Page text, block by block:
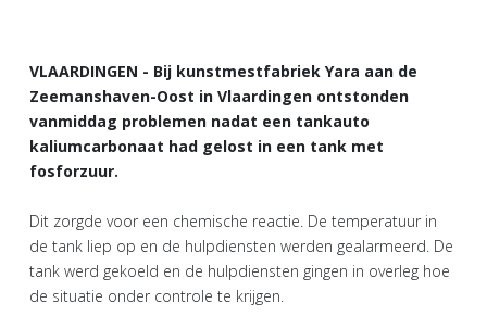
VLAARDINGEN - Bij kunstmestfabriek Yara aan de
Zeemanshaven-Oost in Vlaardingen ontstonden
vanmiddag problemen nadat een tankauto
kaliumcarbonaat had gelost in een tank met
fosforzuur.
Dit zorgde voor een chemische reactie. De temperatuur in
de tank liep op en de hulpdiensten werden gealarmeerd. De
tank werd gekoeld en de hulpdiensten gingen in overleg hoe
de situatie onder controle te krijgen.